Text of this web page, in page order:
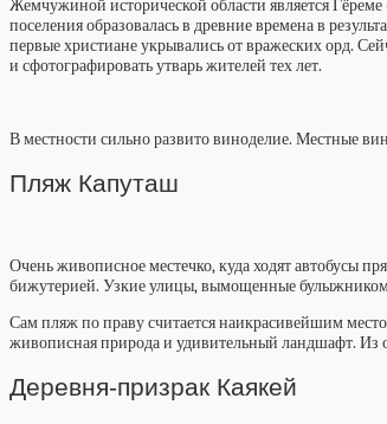
Жемчужиной исторической области является
поселения образовалась в древние времена в
первые христиане укрывались от вражеских орд.
и сфотографировать утварь жителей тех лет.
В местности сильно развито виноделие. Местные
Пляж Капуташ
Очень живописное местечко, куда ходят автобусы
бижутерией. Узкие улицы, вымощенные
Сам пляж по праву считается наикрасивейшим
живописная природа и удивительный ландшафт. Из
Деревня-призрак Каякей